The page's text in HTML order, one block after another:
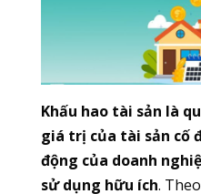
Khấu hao tài sản là
giá trị của tài sản cố
động của doanh
sử dụng hữu ích.